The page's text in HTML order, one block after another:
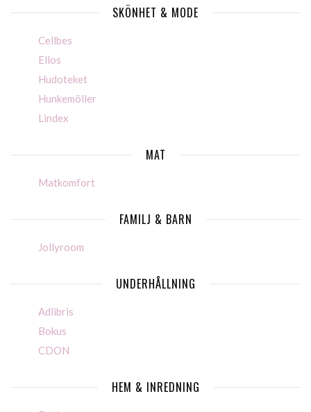
SKÖNHET & MODE
Cellbes
Ellos
Hudoteket
Hunkemöller
Lindex
MAT
Matkomfort
FAMILJ & BARN
Jollyroom
UNDERHÅLLNING
Adlibris
Bokus
CDON
HEM & INREDNING